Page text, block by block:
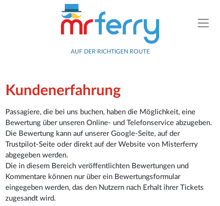
AUF DER RICHTIGEN ROUTE
Kundenerfahrung
Passagiere, die bei uns buchen, haben die Möglichkeit, eine
Bewertung über unseren Online- und Telefonservice abzugeben.
Die Bewertung kann auf unserer Google-Seite, auf der
Trustpilot-Seite oder direkt auf der Website von Misterferry
abgegeben werden.
Die in diesem Bereich veröffentlichten Bewertungen und
Kommentare können nur über ein Bewertungsformular
eingegeben werden, das den Nutzern nach Erhalt ihrer Tickets
zugesandt wird.